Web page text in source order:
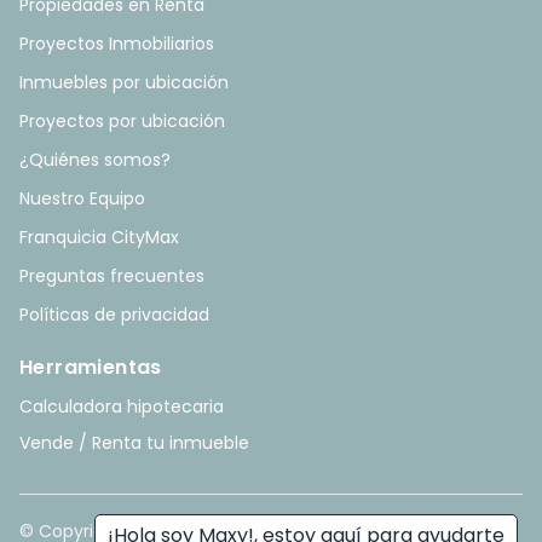
¡Hola soy Maxy!, estoy aquí para ayudarte
Propiedades en Renta
Proyectos Inmobiliarios
Inmuebles por ubicación
Proyectos por ubicación
¿Quiénes somos?
Nuestro Equipo
Franquicia CityMax
Preguntas frecuentes
Políticas de privacidad
Herramientas
Calculadora hipotecaria
Vende / Renta tu inmueble
© Copyright2026. All rights reserved. - Hecho con ❤️ por